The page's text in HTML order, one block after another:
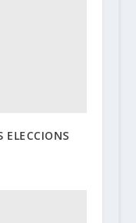
ELECCIONS